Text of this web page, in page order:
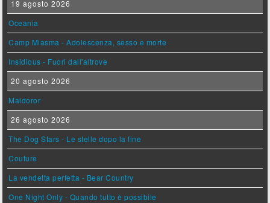
19 agosto 2026
Oceania
Camp Miasma - Adolescenza, sesso e morte
Insidious - Fuori dall'altrove
20 agosto 2026
Maldoror
26 agosto 2026
The Dog Stars - Le stelle dopo la fine
Couture
La vendetta perfetta - Bear Country
One Night Only - Quando tutto è possibile